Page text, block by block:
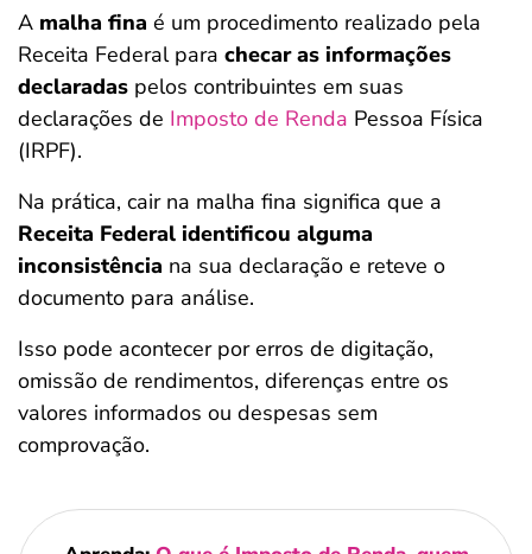
A malha fina é um procedimento realizado pela
Receita Federal para checar as informações
declaradas pelos contribuintes em suas
declarações de Imposto de Renda Pessoa Física
(IRPF).
Na prática, cair na malha fina significa que a
Receita Federal identificou alguma
inconsistência na sua declaração e reteve o
documento para análise.
Isso pode acontecer por erros de digitação,
omissão de rendimentos, diferenças entre os
valores informados ou despesas sem
comprovação.